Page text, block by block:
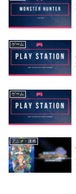
ゲーム
ゲーム
アニメ・漫画